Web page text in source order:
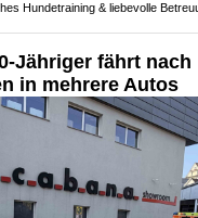
Hundetraining & liebevolle
Jähriger fährt nach
in mehrere Autos